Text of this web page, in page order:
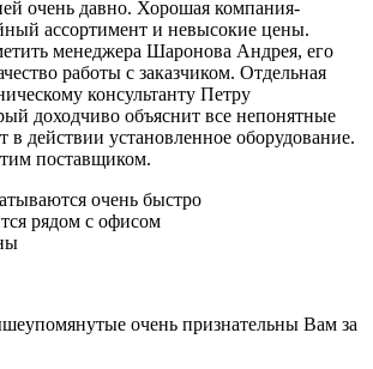
очень давно. Хорошая компания-
ассортимент и невысокие цены.
менеджера Шаронова Андрея, его
работы с заказчиком. Отдельная
консультанту Петру
доходчиво объяснит все непонятные
действии установленное оборудование.
поставщиком.
очень быстро
рядом с офисом
очень признательны Вам за